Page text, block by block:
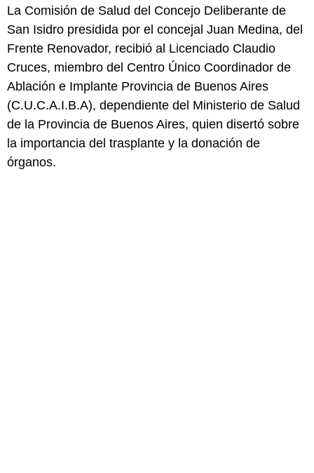
La Comisión de Salud del Concejo Deliberante de
San Isidro presidida por el concejal Juan Medina, del
Frente Renovador, recibió al Licenciado Claudio
Cruces, miembro del Centro Único Coordinador de
Ablación e Implante Provincia de Buenos Aires
(C.U.C.A.I.B.A), dependiente del Ministerio de Salud
de la Provincia de Buenos Aires, quien disertó sobre
la importancia del trasplante y la donación de
órganos.